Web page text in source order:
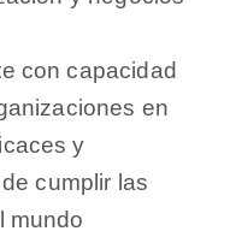
con capacidad
en
y
cumplir las
mundo